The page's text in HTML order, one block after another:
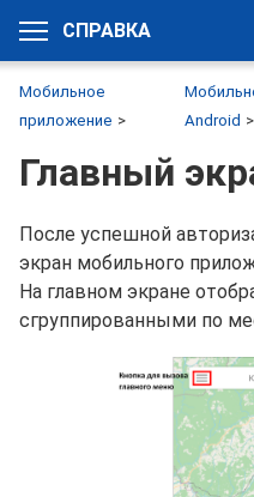
СПРАВКА
Мобильное
приложение
Android
Главный
После успешной
экран мобильного
На главном экране
сгруппированными по